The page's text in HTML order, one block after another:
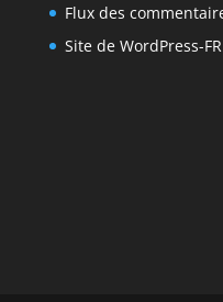
Flux des
Site de WordPress-FR